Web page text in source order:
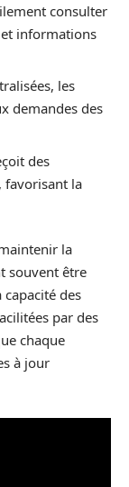
consulter
informations
les
demandes des
des
favorisant la
la
souvent être
des
par des
chaque
à jour